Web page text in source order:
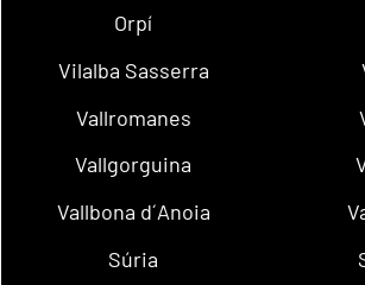
Orpí
Vilalba Sasserra
Vallromanes
Vallgorguina
Vallbona d´Anoia
Súria